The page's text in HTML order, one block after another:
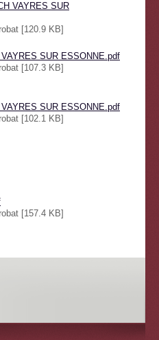
VAYRES SUR
[120.9 KB]
SUR ESSONNE.pdf
[107.3 KB]
SUR ESSONNE.pdf
[102.1 KB]
[157.4 KB]